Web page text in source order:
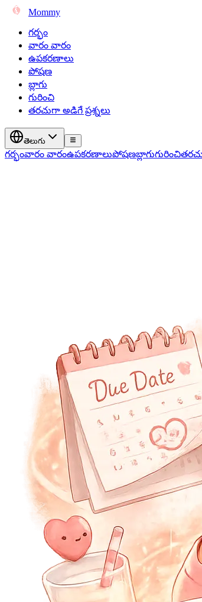
Mommy
గర్భం
వారం వారం
ఉపకరణాలు
పోషణ
బ్లాగు
గురించి
తరచుగా అడిగే ప్రశ్నలు
తెలుగు
గర్భంవారం వారంఉపకరణాలుపోషణబ్లాగుగురించి